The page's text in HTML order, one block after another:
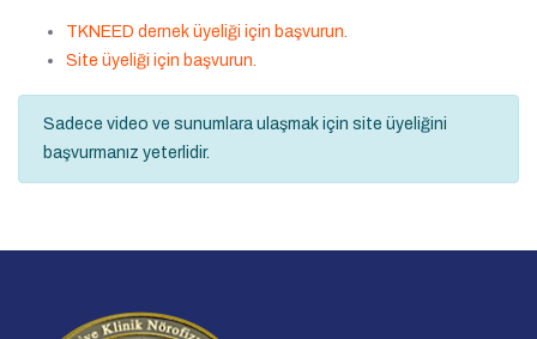
TKNEED dernek üyeliği için başvurun.
Site üyeliği için başvurun.
Sadece video ve sunumlara ulaşmak için site üyeliğini
başvurmanız yeterlidir.